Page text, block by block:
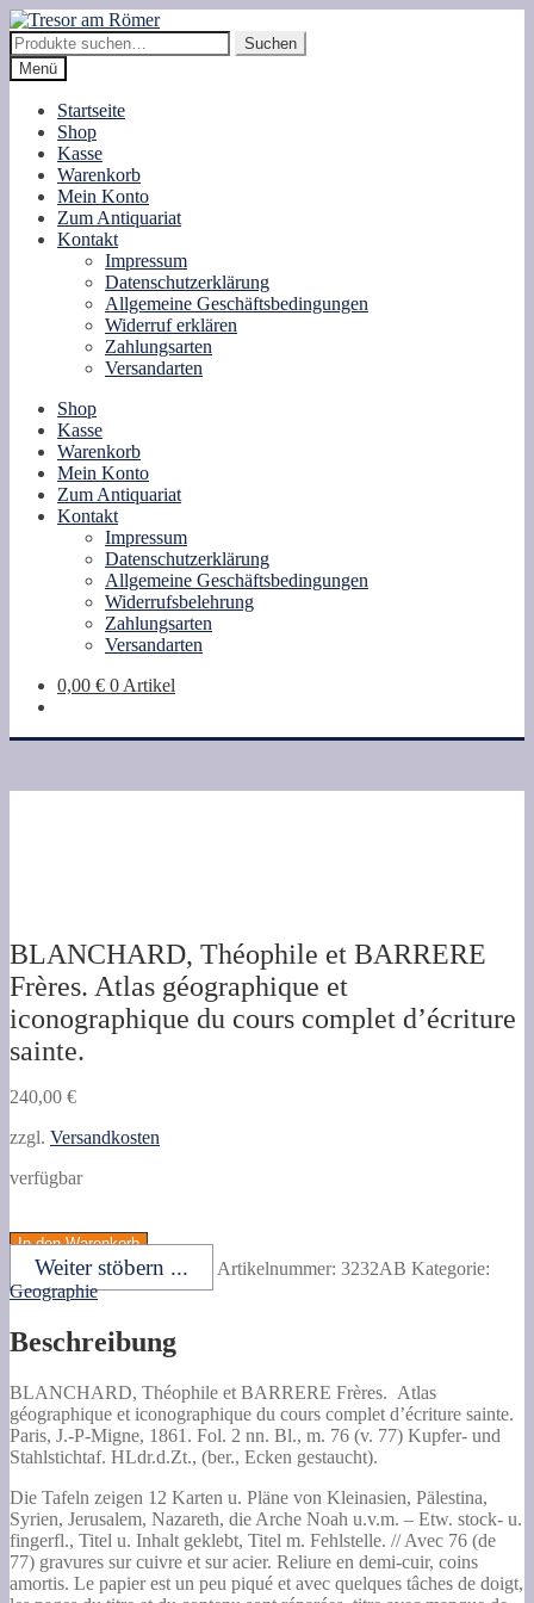
Zur
Navigation
springen
Zum
Inhalt
springen
Suche
nach:
Suchen
Menü
Startseite
Shop
Kasse
Warenkorb
Mein Konto
Zum Antiquariat
Kontakt
Impressum
Datenschutzerklärung
Allgemeine Geschäftsbedingungen
Widerruf erklären
Zahlungsarten
Versandarten
Shop
Kasse
Warenkorb
Mein Konto
Zum Antiquariat
Kontakt
Impressum
Datenschutzerklärung
Allgemeine Geschäftsbedingungen
Widerrufsbelehrung
Zahlungsarten
Versandarten
0,00 € 0 Artikel
BLANCHARD, Théophile et BARRERE
Frères. Atlas géographique et
iconographique du cours complet d’écriture
sainte.
240,00 €
zzgl. Versandkosten
verfügbar
Théophile
BARRERE
Frères.
géographique
iconographique
du
cours
complet
sainte.
Menge
In den Warenkorb
Weiter stöbern ... Artikelnummer: 3232AB Kategorie:
Geographie
Beschreibung
BLANCHARD, Théophile et BARRERE Frères. Atlas
géographique et iconographique du cours complet d’écriture sainte.
Paris, J.-P-Migne, 1861. Fol. 2 nn. Bl., m. 76 (v. 77) Kupfer- und
Stahlstichtaf. HLdr.d.Zt., (ber., Ecken gestaucht).
Die Tafeln zeigen 12 Karten u. Pläne von Kleinasien, Pälestina,
Syrien, Jerusalem, Nazareth, die Arche Noah u.v.m. – Etw. stock- u.
fingerfl., Titel u. Inhalt geklebt, Titel m. Fehlstelle. // Avec 76 (de
77) gravures sur cuivre et sur acier. Reliure en demi-cuir, coins
amortis. Le papier est un peu piqué et avec quelques tâches de doigt,